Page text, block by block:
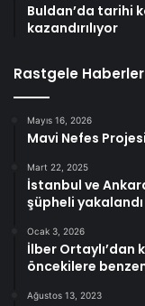
Buldan’da tarihi
kazandırılıyor
Rastgele Haberler
Mayıs 16, 2026
Mavi Nefes
Mart 22, 2025
İstanbul ve
şüpheli yakalandı
Ocak 3, 2026
İlber Ortaylı’dan
öncekilere
Ağustos 13, 2023